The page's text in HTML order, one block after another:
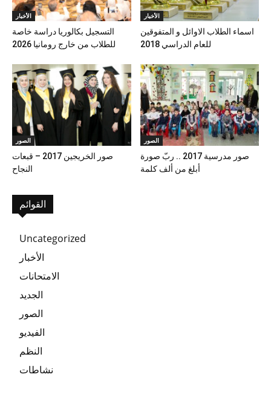
الأخبار
التسجيل بكالوريا دراسة خاصة
للطلاب من خارج رومانيا 2026
الأخبار
اسماء الطلاب الاوائل و المتفوقين
للعام الدراسي 2018
الصور
صور الخريجين 2017 – قبعات
النجاح
الصور
صور مدرسية 2017 .. ربّ صورة
أبلغ من ألف كلمة
القوائم
Uncategorized
الأخبار
الامتحانات
الجديد
الصور
الفيديو
النظم
نشاطات